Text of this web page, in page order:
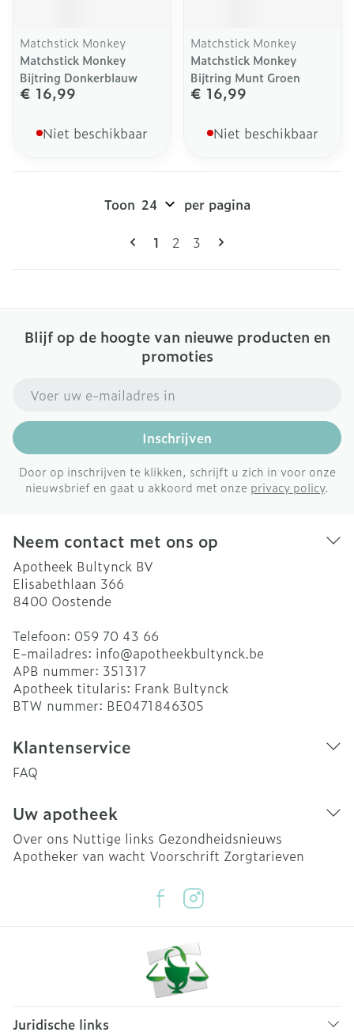
Matchstick Monkey
Matchstick Monkey
Bijtring Donkerblauw
€ 16,99
Niet beschikbaar
Matchstick Monkey
Matchstick Monkey
Bijtring Munt Groen
€ 16,99
Niet beschikbaar
Pagina's
U lees momenteel pagina
1 Pagina
2 Pagina
3
Toon per pagina
Blijf op de hoogte van nieuwe producten en
promoties
Inschrijven
Door op inschrijven te klikken, schrijft u zich in voor onze
nieuwsbrief en gaat u akkoord met onze privacy policy.
Neem contact met ons op
Apotheek Bultynck BV
Elisabethlaan 366
8400 Oostende
Telefoon: 059 70 43 66
E-mailadres: info@apotheekbultynck.be
APB nummer: 351317
Apotheek titularis: Frank Bultynck
BTW nummer: BE0471846305
Klantenservice
FAQ
Uw apotheek
Over ons Nuttige links Gezondheidsnieuws
Apotheker van wacht Voorschrift Zorgtarieven
Juridische links